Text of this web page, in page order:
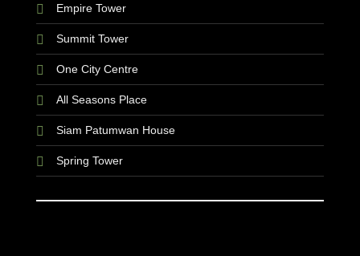
Empire Tower
Summit Tower
One City Centre
All Seasons Place
Siam Patumwan House
Spring Tower